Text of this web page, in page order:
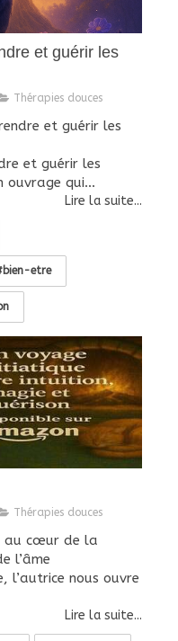
et guérir les
Thérapies douces
et guérir les
et guérir les
ouvrage qui...
Lire la suite...
etre
Thérapies douces
: au cœur de la
l’âme
l’autrice nous ouvre
Lire la suite...